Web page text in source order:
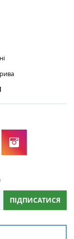
ПІДПИСАТИСЯ